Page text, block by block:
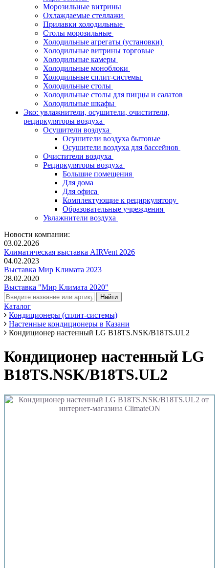
Морозильные витрины
Охлаждаемые стеллажи
Прилавки холодильные
Столы морозильные
Холодильные агрегаты (установки)
Холодильные витрины торговые
Холодильные камеры
Холодильные моноблоки
Холодильные сплит-системы
Холодильные столы
Холодильные столы для пиццы и салатов
Холодильные шкафы
Эко: увлажнители, осушители, очистители,
рециркуляторы воздуха
Осушители воздуха
Осушители воздуха бытовые
Осушители воздуха для бассейнов
Очистители воздуха
Рециркуляторы воздуха
Большие помещения
Для дома
Для офиса
Комплектующие к рециркулятору
Образовательные учреждения
Увлажнители воздуха
Новости компании:
03.02.2026
Климатическая выставка AIRVent 2026
04.02.2023
Выставка Мир Климата 2023
28.02.2020
Выставка "Мир Климата 2020"
Каталог
Кондиционеры (сплит-системы)
Настенные кондиционеры в Казани
Кондиционер настенный LG B18TS.NSK/B18TS.UL2
Кондиционер настенный LG
B18TS.NSK/B18TS.UL2